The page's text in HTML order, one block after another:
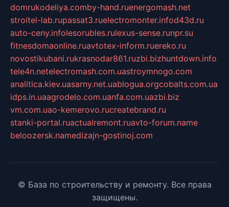
domrukodeliya.comby-hand.ruenergomash.net
stroitel-lab.rupassat3.ruelectromonter.infod43d.ru
auto-ceny.infolesorubles.rulexus-sense.runpr.su
fitnesdomaonline.ruavtotex-inform.ruereko.ru
novostikubani.rukrasnodar861.ruzbi.bizhuntdown.info
tele4n.netelectromash.com.uastroymnogo.com
analitica.kiev.uasarny.net.uablogua.orgcobalts.com.ua
idps.in.uaagrodelo.com.uanfa.com.uazbi.biz
vm.com.uao-kemerovo.rucreatebrand.ru
stanki-portal.ruactualremont.ruavto-forum.name
beloozersk.namedizajn-gostinoj.com
© База по строительству и ремонту. Все права
защищены.